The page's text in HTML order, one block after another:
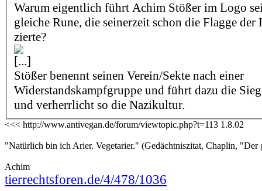
Warum eigentlich führt Achim Stößer im Logo
gleiche Rune, die seinerzeit schon die Flagge der
zierte?
[...]
Stößer benennt seinen Verein/Sekte nach einer
Widerstandskampfgruppe und führt dazu die
und verherrlicht so die Nazikultur.
<<< http://www.antivegan.de/forum/viewtopic.php?t=113 1.8.02
"Natürlich bin ich Arier. Vegetarier." (Gedächtniszitat, Chaplin, "Der
Achim
tierrechtsforen.de/4/478/1036